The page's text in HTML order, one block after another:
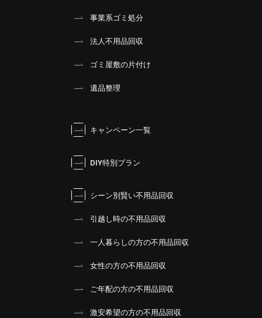
事業系ゴミ処分
法人不用品回収
ゴミ屋敷の片付け
遺品整理
キャンペーン一覧
DIY特別プラン
シーン別賢い不用品回収
引越し時の不用品回収
一人暮らしの方の不用品回収
女性の方の不用品回収
ご年配の方の不用品回収
激安希望の方の不用品回収